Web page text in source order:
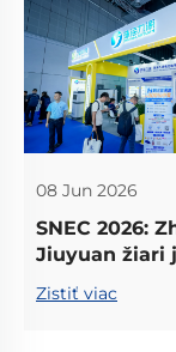
08 Jun 2026
SNEC 2026:
Jiuyuan žiari
Zistiť viac